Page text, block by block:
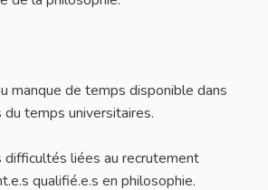
manque de temps disponible dans
temps universitaires.
difficultés liées au recrutement
qualifié.e.s en philosophie.